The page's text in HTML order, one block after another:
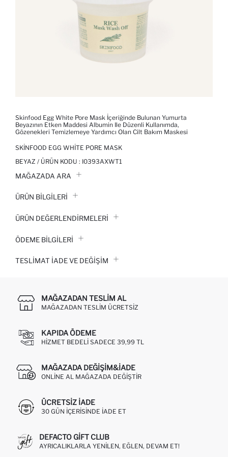
Skinfood Egg White Pore Mask İçeriğinde Bulunan Yumurta
Beyazının Etken Maddesi Albumin Ile Düzenli Kullanımda,
Gözenekleri Temizlemeye Yardımcı Olan Cilt Bakım Maskesi
SKINFOOD EGG WHITE PORE MASK
BEYAZ / ÜRÜN KODU : I0393AXWT1
MAĞAZADA ARA
ÜRÜN BILGILERI
ÜRÜN DEĞERLENDİRMELERİ
ÖDEME BİLGİLERİ
TESLIMAT İADE VE DEĞIŞIM
MAĞAZADAN TESLIM AL
MAĞAZADAN TESLIM ÜCRETSIZ
KAPIDA ÖDEME
HIZMET BEDELI SADECE 39,99 TL
MAĞAZADA DEĞIŞIM&İADE
ONLINE AL MAĞAZADA DEĞIŞTIR
ÜCRETSIZ IADE
30 GÜN IÇERISINDE IADE ET
DEFACTO GIFT CLUB
AYRICALIKLARLA YENILEN, EĞLEN, DEVAM ET!